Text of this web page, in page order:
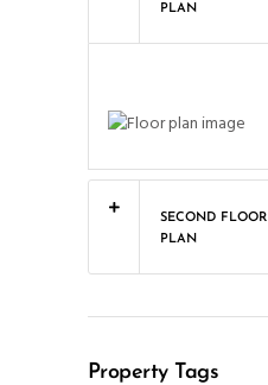
PLAN
SECOND FLOOR
PLAN
Property Tags